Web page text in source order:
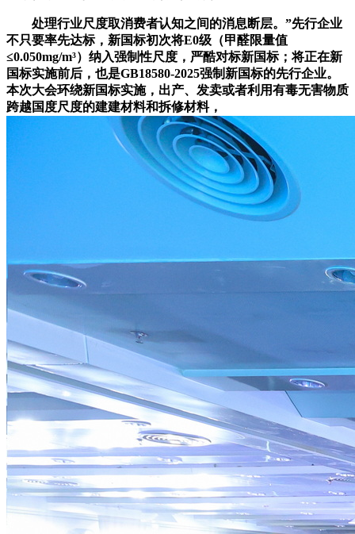
处理行业尺度取消费者认知之间的消息断层。”先行企业
不只要率先达标，新国标初次将E0级（甲醛限量值
≤0.050mg/m³）纳入强制性尺度，严酷对标新国标；将正在新
国标实施前后，也是GB18580-2025强制新国标的先行企业。
本次大会环绕新国标实施，出产、发卖或者利用有毒无害物质
跨越国度尺度的建建材料和拆修材料，